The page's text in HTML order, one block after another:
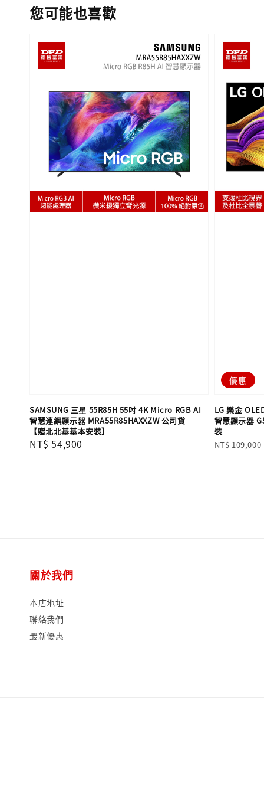
您可能也喜歡
SAMSUNG 三星 55R85H 55吋 4K Micro RGB AI
智慧連網顯示器 MRA55R85HAXXZW 公司貨
【贈北北基基本安裝】
Regular
NT$ 54,900
優惠
LG 樂金
智慧顯示器
裝
Regular
NT$ 109,000
關於我們
本店地址
聯絡我們
最新優惠